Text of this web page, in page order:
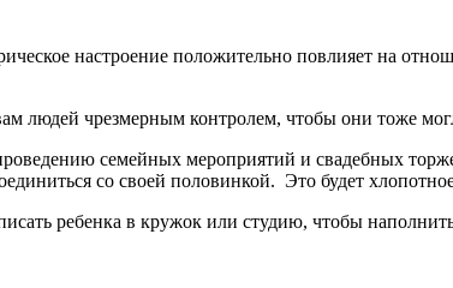
настроение положительно повлияет на
людей чрезмерным контролем, чтобы они тоже
семейных мероприятий и свадебных
со своей половинкой. Это будет
ребенка в кружок или студию, чтобы